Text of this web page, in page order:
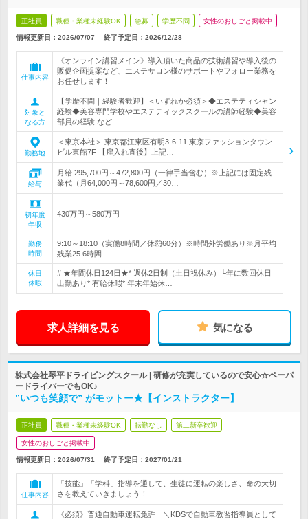
正社員 職種・業種未経験OK 急募 学歴不問 女性のおしごと掲載中
情報更新日：2026/07/07 終了予定日： 2026/12/28
仕事内容
《オンライン講習メイン》導入頂いた商品の技術講習や導入後の
販促企画提案など、エステサロン様のサポートやフォロー業務を
お任せします！
対象と
なる方
【学歴不問｜経験者歓迎】＜いずれか必須＞◆エステティシャン
経験◆美容専門学校やエステティックスクールの講師経験◆美容
部員の経験 など
勤務地
＜東京本社＞ 東京都江東区有明3-6-11 東京ファッションタウン
ビル東館7F 【雇入れ直後】上記…
給与
月給 295,700円～472,800円（一律手当含む）※上記には固定残
業代（月64,000円～78,600円／30…
初年度
年収
430万円～580万円
勤務
時間
9:10～18:10（実働8時間／休憩60分）※時間外労働あり※月平均
残業25.6時間
休日
休暇
# ★年間休日124日★* 週休2日制（土日祝休み）└年に数回休日
出勤あり* 有給休暇* 年末年始休…
求人詳細を見る 気になる
株式会社琴平ドライビングスクール | 研修が充実しているので安心☆ペーパ
ードライバーでもOK♪
”いつも笑顔で” がモットー★【インストラクター】
正社員 職種・業種未経験OK 転勤なし 第二新卒歓迎
女性のおしごと掲載中
情報更新日：2026/07/31 終了予定日： 2027/01/21
仕事内容
「技能」「学科」指導を通して、生徒に運転の楽しさ、命の大切
さを教えていきましょう！
《必須》普通自動車運転免許 ＼KDSで自動車教習指導員として